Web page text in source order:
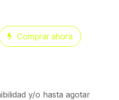
Comprar ahora
y/o hasta agotar